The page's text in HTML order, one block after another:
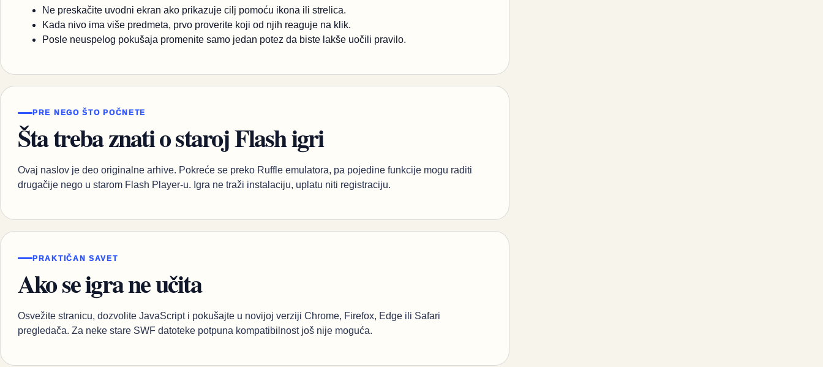
Ne preskačite uvodni ekran ako prikazuje cilj pomoću ikona ili strelica.
Kada nivo ima više predmeta, prvo proverite koji od njih reaguje na klik.
Posle neuspelog pokušaja promenite samo jedan potez da biste lakše uočili pravilo.
PRE NEGO ŠTO POČNETE
Šta treba znati o staroj Flash igri
Ovaj naslov je deo originalne arhive. Pokreće se preko Ruffle emulatora, pa pojedine funkcije mogu raditi
drugačije nego u starom Flash Player-u. Igra ne traži instalaciju, uplatu niti registraciju.
PRAKTIČAN SAVET
Ako se igra ne učita
Osvežite stranicu, dozvolite JavaScript i pokušajte u novijoj verziji Chrome, Firefox, Edge ili Safari
pregledača. Za neke stare SWF datoteke potpuna kompatibilnost još nije moguća.